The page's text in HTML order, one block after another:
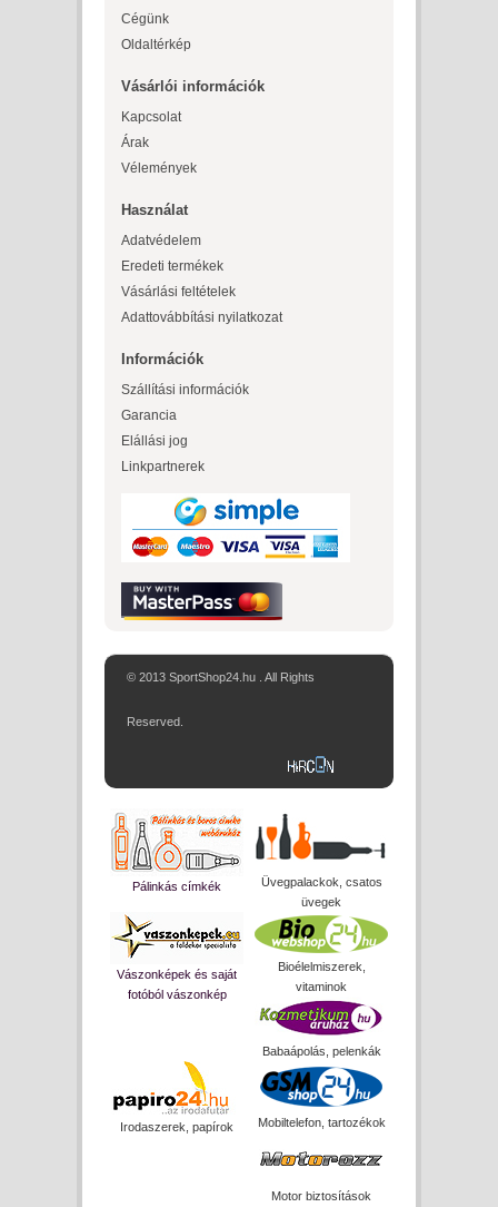
Cégünk
Oldaltérkép
Vásárlói információk
Kapcsolat
Árak
Vélemények
Használat
Adatvédelem
Eredeti termékek
Vásárlási feltételek
Adattovábbítási nyilatkozat
Információk
Szállítási információk
Garancia
Elállási jog
Linkpartnerek
© 2013 SportShop24.hu . All Rights
Reserved.
Pálinkás címkék
Üvegpalackok, csatos
üvegek
Vászonképek és saját
fotóból vászonkép
Bioélelmiszerek,
vitaminok
Babaápolás, pelenkák
Irodaszerek, papírok Mobiltelefon, tartozékok
Motor biztosítások